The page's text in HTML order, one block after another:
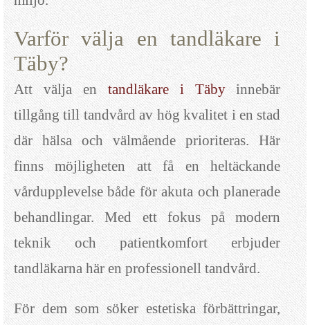
Varför välja en tandläkare i
Täby?
Att välja entandläkare i Täbyinnebär
tillgång till tandvård av hög kvalitet i en stad
där hälsa och välmående prioriteras. Här
finns möjligheten att få en heltäckande
vårdupplevelse både för akuta och planerade
behandlingar. Med ett fokus på modern
teknik och patientkomfort erbjuder
tandläkarna här en professionell tandvård.
För dem som söker estetiska förbättringar,